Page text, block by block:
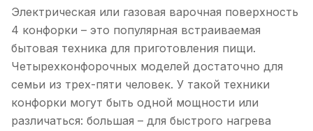
Электрическая или газовая варочная поверхность
4 конфорки – это популярная встраиваемая
бытовая техника для приготовления пищи.
Четырехконфорочных моделей достаточно для
семьи из трех-пяти человек. У такой техники
конфорки могут быть одной мощности или
различаться: большая – для быстрого нагрева